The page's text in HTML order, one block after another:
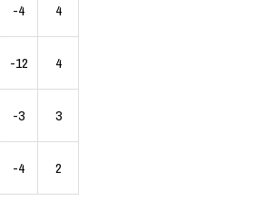
-4 4
-12 4
-3 3
-4 2